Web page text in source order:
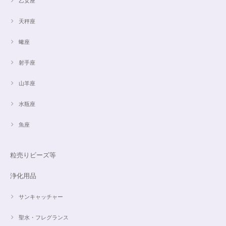
天秤座
蠍座
射手座
山羊座
水瓶座
魚座
粒売りビーズ等
浄化用品
サンキャッチャー
聖水・フレグランス